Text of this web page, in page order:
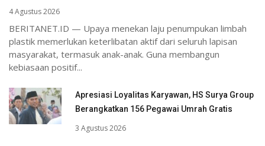
4 Agustus 2026
BERITANET.ID — Upaya menekan laju penumpukan limbah
plastik memerlukan keterlibatan aktif dari seluruh lapisan
masyarakat, termasuk anak-anak. Guna membangun
kebiasaan positif...
Apresiasi Loyalitas Karyawan, HS Surya Group
Berangkatkan 156 Pegawai Umrah Gratis
3 Agustus 2026